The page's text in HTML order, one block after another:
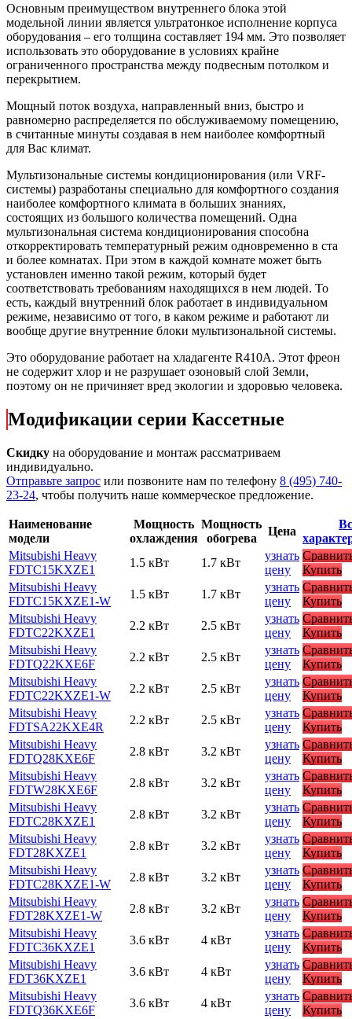
Основным преимуществом внутреннего блока этой
модельной линии является ультратонкое исполнение корпуса
оборудования – его толщина составляет 194 мм. Это позволяет
использовать это оборудование в условиях крайне
ограниченного пространства между подвесным потолком и
перекрытием.
Мощный поток воздуха, направленный вниз, быстро и
равномерно распределяется по обслуживаемому помещению,
в считанные минуты создавая в нем наиболее комфортный
для Вас климат.
Мультизональные системы кондиционирования (или VRF-
системы) разработаны специально для комфортного создания
наиболее комфортного климата в больших знаниях,
состоящих из большого количества помещений. Одна
мультизональная система кондиционирования способна
откорректировать температурный режим одновременно в ста
и более комнатах. При этом в каждой комнате может быть
установлен именно такой режим, который будет
соответствовать требованиям находящихся в нем людей. То
есть, каждый внутренний блок работает в индивидуальном
режиме, независимо от того, в каком режиме и работают ли
вообще другие внутренние блоки мультизональной системы.
Это оборудование работает на хладагенте R410A. Этот фреон
не содержит хлор и не разрушает озоновый слой Земли,
поэтому он не причиняет вред экологии и здоровью человека.
Модификации серии Кассетные
Скидку на оборудование и монтаж рассматриваем
индивидуально.
Отправьте запрос или позвоните нам по телефону 8 (495) 740-
23-24, чтобы получить наше коммерческое предложение.
Наименование
модели
Мощность
охлаждения
Мощность
обогрева
Цена
Mitsubishi Heavy
FDTC15KXZE1
1.5 кВт 1.7 кВт
узнать
цену
Купить
Mitsubishi Heavy
FDTC15KXZE1-W
1.5 кВт 1.7 кВт
узнать
цену
Купить
Mitsubishi Heavy
FDTC22KXZE1
2.2 кВт 2.5 кВт
узнать
цену
Купить
Mitsubishi Heavy
FDTQ22KXE6F
2.2 кВт 2.5 кВт
узнать
цену
Купить
Mitsubishi Heavy
FDTC22KXZE1-W
2.2 кВт 2.5 кВт
узнать
цену
Купить
Mitsubishi Heavy
FDTSA22KXE4R
2.2 кВт 2.5 кВт
узнать
цену
Купить
Mitsubishi Heavy
FDTQ28KXE6F
2.8 кВт 3.2 кВт
узнать
цену
Купить
Mitsubishi Heavy
FDTW28KXE6F
2.8 кВт 3.2 кВт
узнать
цену
Купить
Mitsubishi Heavy
FDTC28KXZE1
2.8 кВт 3.2 кВт
узнать
цену
Купить
Mitsubishi Heavy
FDT28KXZE1
2.8 кВт 3.2 кВт
узнать
цену
Купить
Mitsubishi Heavy
FDTC28KXZE1-W
2.8 кВт 3.2 кВт
узнать
цену
Купить
Mitsubishi Heavy
FDT28KXZE1-W
2.8 кВт 3.2 кВт
узнать
цену
Купить
Mitsubishi Heavy
FDTC36KXZE1
3.6 кВт 4 кВт
узнать
цену
Купить
Mitsubishi Heavy
FDT36KXZE1
3.6 кВт 4 кВт
узнать
цену
Купить
Mitsubishi Heavy
FDTQ36KXE6F
3.6 кВт 4 кВт
узнать
цену
Купить